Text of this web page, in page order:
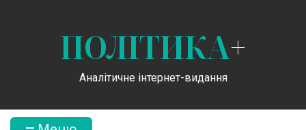
ПОЛІТИКА+
Аналітичне інтернет-видання